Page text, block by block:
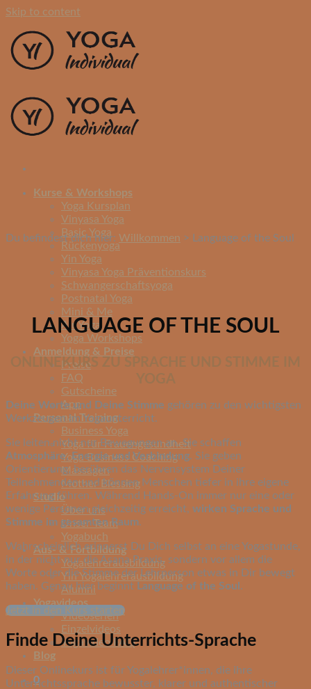
Skip to content
Kurse & Workshops
Yoga Kursplan
Vinyasa Yoga
Basic Yoga
Rückenyoga
Yin Yoga
Vinyasa Yoga Präventionskurs
Schwangerschaftsyoga
Postnatal Yoga
Mini & Me
Air Yoga
Yoga Workshops
Anmeldung & Preise
Preise
FAQ
Gutscheine
App
Personal Training
Business Yoga
Yoga für Frauengesundheit
Yoga Business Coaching
Massagen
Mother Blessing
Studio
Über uns
Unser Team
Yogabuch
Aus- & Fortbildung
Yogalehrerausbildung
Yin Yogalehrerausbildung
Alumni
Yogavideos
Videoserien
Einzelvideos
Yogavideo FAQ
Blog
0
Du befindest dich hier: Willkommen > Language of the Soul
LANGUAGE OF THE SOUL
ONLINEKURS ZU SPRACHE UND STIMME IM
YOGA
Deine Worte und Deine Stimme gehören zu den wichtigsten
Werkzeugen im Yogaunterricht.
Sie leiten nicht nur Bewegungen an. Sie schaffen
Atmosphäre, Energie und Verbindung. Sie geben
Orientierung, berühren das Nervensystem Deiner
Teilnehmenden und können Menschen tiefer in ihre eigene
Erfahrung führen. Während Hands-On immer nur eine oder
wenige Personen gleichzeitig erreicht, wirken Sprache und
Stimme im gesamten Raum.
Wahrscheinlich erinnerst Du Dich selbst an eine Yogastunde,
in der nicht nur die Asana Praxis, sondern vor allem die
Worte oder die Stimme der Lehrperson etwas in Dir bewegt
haben. Genau hier beginnt Language of the Soul .
Jetzt in den Kurs starten
Finde Deine Unterrichts-Sprache
Dieser Onlinekurs ist für Yogalehrer*innen, die ihre
Unterrichtssprache bewusster, klarer und authentischer